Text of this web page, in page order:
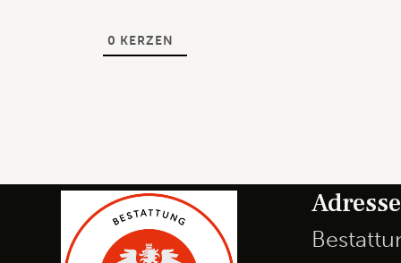
0 KERZEN
Adresse